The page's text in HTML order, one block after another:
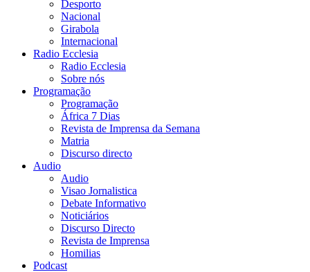
Desporto
Nacional
Girabola
Internacional
Radio Ecclesia
Radio Ecclesia
Sobre nós
Programação
Programação
África 7 Dias
Revista de Imprensa da Semana
Matria
Discurso directo
Audio
Audio
Visao Jornalistica
Debate Informativo
Noticiários
Discurso Directo
Revista de Imprensa
Homilias
Podcast